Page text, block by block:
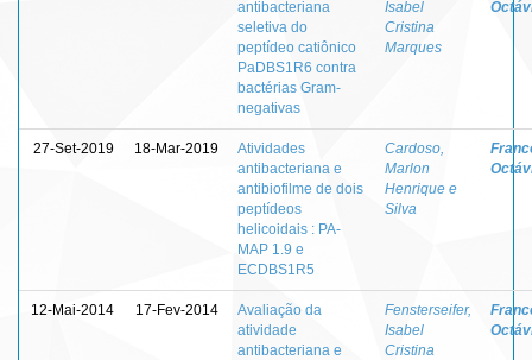
antibacteriana
seletiva do
peptídeo catiônico
PaDBS1R6 contra
bactérias Gram-
negativas
Isabel
Cristina
Marques
27-Set-2019 18-Mar-2019
Atividades
antibacteriana e
antibiofilme de dois
peptídeos
helicoidais : PA-
MAP 1.9 e
ECDBS1R5
Cardoso,
Marlon
Henrique e
Silva
12-Mai-2014 17-Fev-2014
Avaliação da
atividade
antibacteriana e
Fensterseifer,
Isabel
Cristina